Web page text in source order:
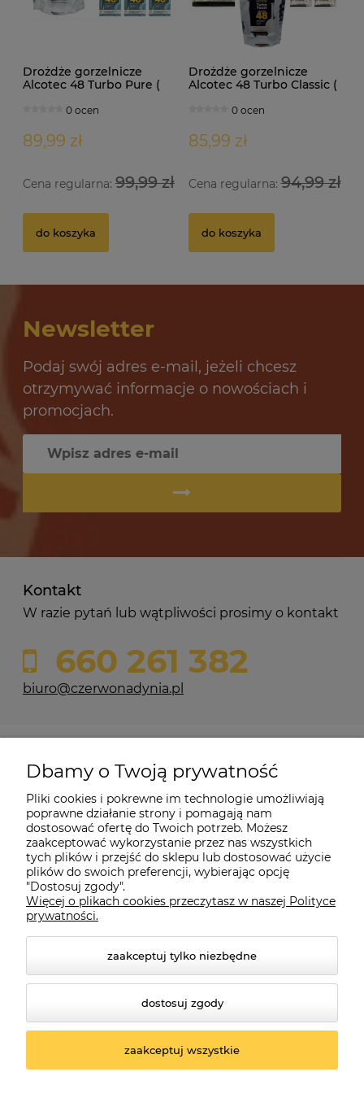
Drożdże gorzelnicze
Alcotec 48 Turbo Pure (
0 ocen
89,99 zł
Cena regularna: 99,99 zł
do koszyka
Drożdże gorzelnicze
Alcotec 48 Turbo Classic (
0 ocen
85,99 zł
Cena regularna:94,99 zł
do koszyka
12,69 zł
do koszyka
Newsletter
Podaj swój adres e-mail, jeżeli chcesz
otrzymywać informacje o nowościach i
promocjach.
Kontakt
W razie pytań lub wątpliwości prosimy o kontakt
660 261 382
biuro@czerwonadynia.pl
Moje konto
O firmie
Czerwona Dynia|ul. Konarskiego 9a| 66-200 Świebodzin |
© 2026 czerwonadynia.pl. Wszelkie prawa zastrzeżone.
Dbamy o Twoją prywatność
Pliki cookies i pokrewne im technologie umożliwiają
poprawne działanie strony i pomagają nam
dostosować ofertę do Twoich potrzeb. Możesz
zaakceptować wykorzystanie przez nas wszystkich
tych plików i przejść do sklepu lub dostosować użycie
plików do swoich preferencji, wybierając opcję
"Dostosuj zgody".
Więcej o plikach cookies przeczytasz w naszej Polityce
prywatności.
zaakceptuj tylko niezbędne
dostosuj zgody
zaakceptuj wszystkie